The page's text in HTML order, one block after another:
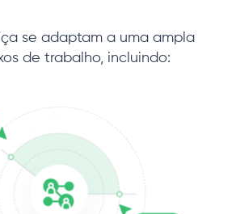
se adaptam a uma ampla
de trabalho, incluindo: